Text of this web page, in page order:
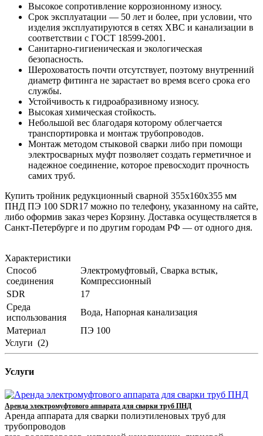
Высокое сопротивление коррозионному износу.
Срок эксплуатации — 50 лет и более, при условии, что
изделия эксплуатируются в сетях ХВС и канализации в
соответствии с ГОСТ 18599-2001.
Санитарно-гигиеническая и экологическая
безопасность.
Шероховатость почти отсутствует, поэтому внутренний
диаметр фитинга не зарастает во время всего срока его
службы.
Устойчивость к гидроабразивному износу.
Высокая химическая стойкость.
Небольшой вес благодаря которому облегчается
транспортировка и монтаж трубопроводов.
Монтаж методом стыковой сварки либо при помощи
электросварных муфт позволяет создать герметичное и
надежное соединение, которое превосходит прочность
самих труб.
Купить тройник редукционный сварной 355х160х355 мм
ПНД ПЭ 100 SDR17 можно по телефону, указанному на сайте,
либо оформив заказ через Корзину. Доставка осуществляется в
Санкт-Петербурге и по другим городам РФ — от одного дня.
Характеристики
Способ
соединения
Электромуфтовый, Сварка встык,
Компрессионный
SDR
17
Среда
использования
Вода, Напорная канализация
Материал
ПЭ 100
Услуги (2)
Услуги
Аренда электромуфтового аппарата для сварки труб ПНД
Аренда аппарата для сварки полиэтиленовых труб для
трубопроводов